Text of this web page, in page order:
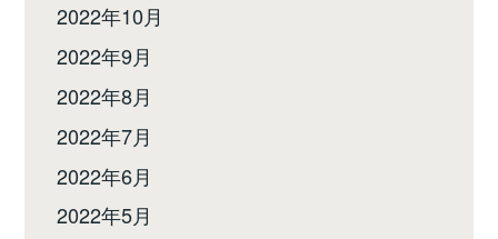
2022年10月
2022年9月
2022年8月
2022年7月
2022年6月
2022年5月